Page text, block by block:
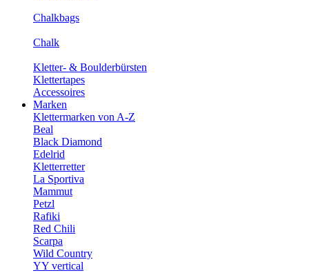
Chalkbags
Chalk
Kletter- & Boulderbürsten
Klettertapes
Accessoires
Marken
Klettermarken von A-Z
Beal
Black Diamond
Edelrid
Kletterretter
La Sportiva
Mammut
Petzl
Rafiki
Red Chili
Scarpa
Wild Country
YY vertical